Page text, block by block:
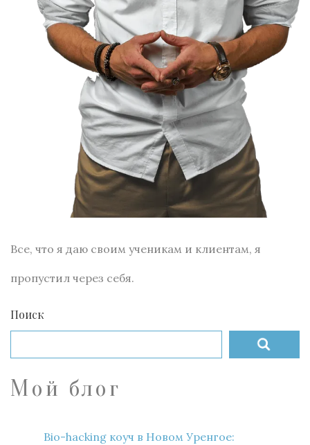
Все, что я даю своим ученикам и клиентам, я
пропустил через себя.
Поиск
Мой блог
Bio-hacking коуч в Новом Уренгое: